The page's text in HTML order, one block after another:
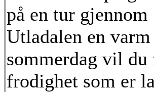
på en tur gjennom
Utladalen en varm
sommerdag vil du
frodighet som er